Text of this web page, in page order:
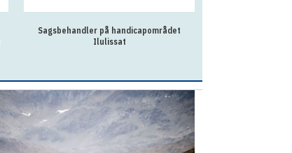
Sagsbehandler på handicapområdet
Ilulissat